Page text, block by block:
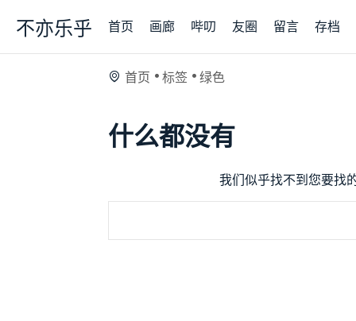
不亦乐乎 首页 画廊 哔叨 友圈 留言 存档
首页 标签 绿色
什么都没有
我们似乎找不到您要找